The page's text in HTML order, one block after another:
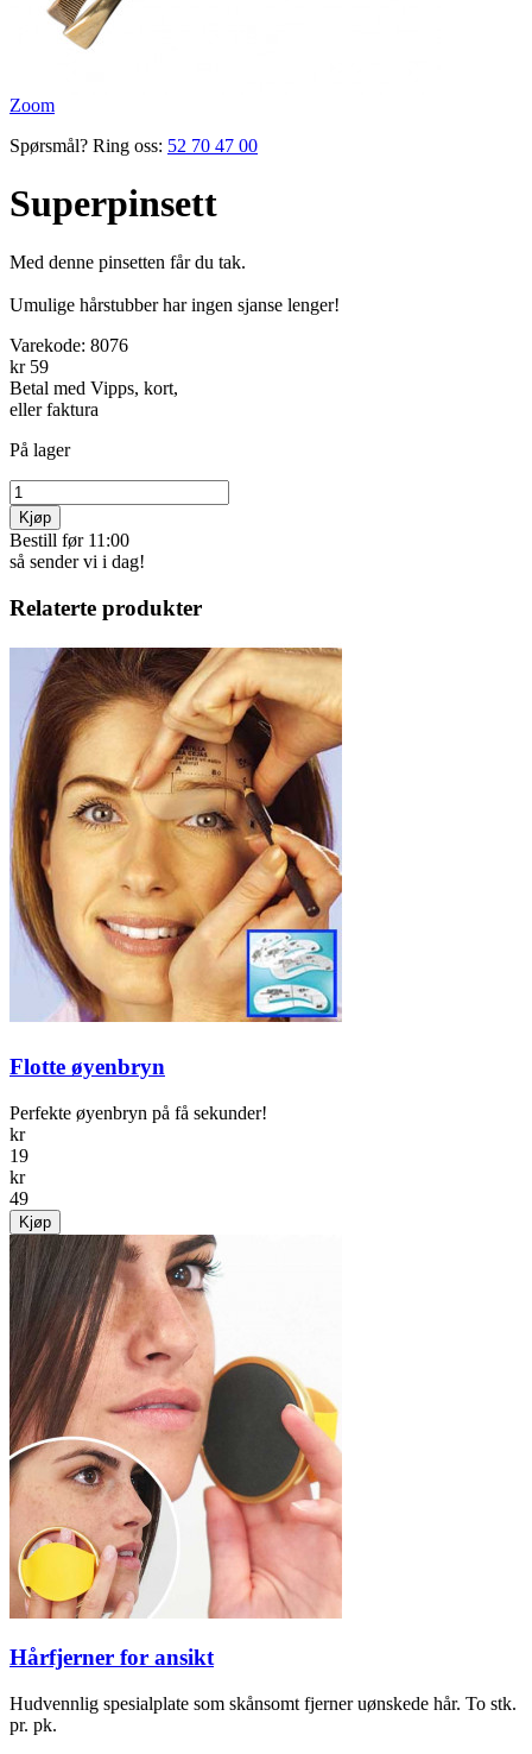
Zoom
Spørsmål? Ring oss: 52 70 47 00
Superpinsett
Med denne pinsetten får du tak.
Umulige hårstubber har ingen sjanse lenger!
Varekode: 8076
kr 59
Betal med Vipps, kort,
eller faktura
På lager
Kjøp
Bestill før 11:00
så sender vi i dag!
Relaterte produkter
Flotte øyenbryn
Perfekte øyenbryn på få sekunder!
kr
19
kr
49
Kjøp
Hårfjerner for ansikt
Hud­vennlig spesial­plate som skånsomt fjerner uønskede hår. To stk.
pr. pk.